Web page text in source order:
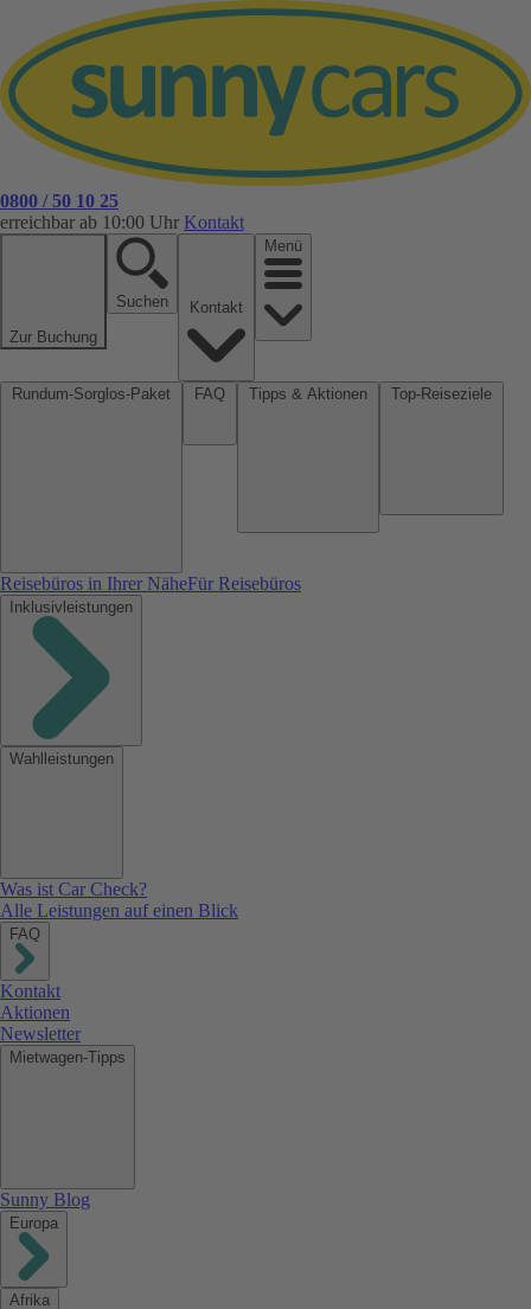
0800 / 50 10 25
erreichbar ab 10:00 Uhr Kontakt
Zur Buchung
Suchen
Menü
Reisebüros in Ihrer NäheFür Reisebüros
Inklusivleistungen
Wahlleistungen
Was ist Car Check?
Alle Leistungen auf einen Blick
FAQ
Kontakt
Aktionen
Newsletter
Mietwagen-Tipps
Sunny Blog
Europa
Afrika